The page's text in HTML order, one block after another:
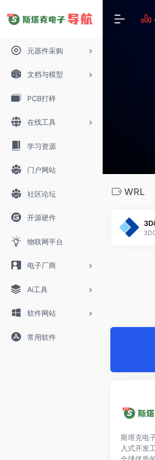
元器件采购
文档与模型
PCB打样
在线工具
学习资源
门户网站
社区论坛
开源硬件
物联网平台
电子厂商
Ai工具
软件网站
常用软件
WRL
3D
斯塔克电
入式开发